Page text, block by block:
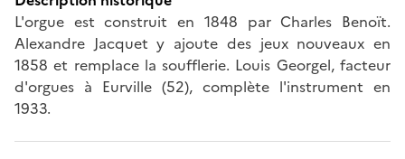
L'orgue est construit en 1848 par Charles Benoït.
Alexandre Jacquet y ajoute des jeux nouveaux en
1858 et remplace la soufflerie. Louis Georgel, facteur
d'orgues à Eurville (52), complète l'instrument en
1933.